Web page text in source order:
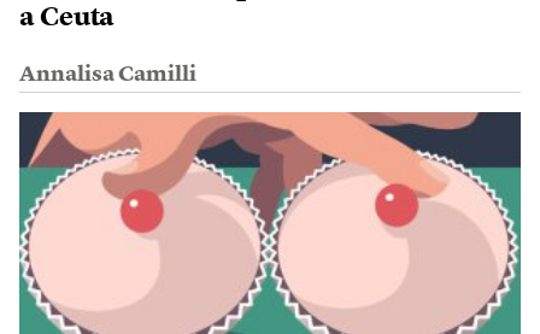
a Ceuta
Annalisa Camilli